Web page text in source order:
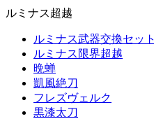
ルミナス超越
ルミナス武器交換セット
ルミナス限界超越
晩蝉
凱風絶刀
フレズヴェルク
黒漆太刀